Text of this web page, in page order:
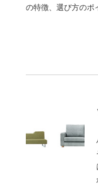
の特徴、選び方の